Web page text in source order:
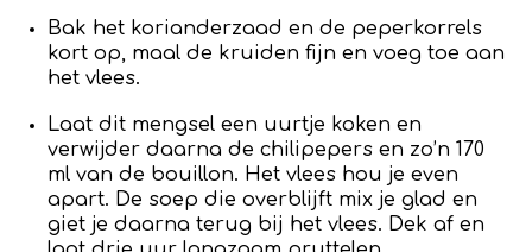
Bak het korianderzaad en de peperkorrels
kort op, maal de kruiden fijn en voeg toe aan
het vlees.
Laat dit mengsel een uurtje koken en
verwijder daarna de chilipepers en zo’n 170
ml van de bouillon. Het vlees hou je even
apart. De soep die overblijft mix je glad en
giet je daarna terug bij het vlees. Dek af en